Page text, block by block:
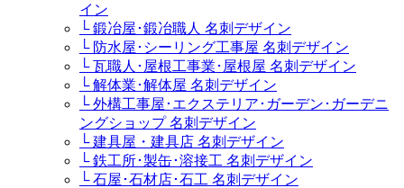
イン
└ 鍛冶屋･鍛冶職人 名刺デザイン
└ 防水屋･シーリング工事屋 名刺デザイン
└ 瓦職人･屋根工事業･屋根屋 名刺デザイン
└ 解体業･解体屋 名刺デザイン
└ 外構工事屋･エクステリア･ガーデン･ガーデニ
ングショップ 名刺デザイン
└ 建具屋・建具店 名刺デザイン
└ 鉄工所･製缶･溶接工 名刺デザイン
└ 石屋･石材店･石工 名刺デザイン